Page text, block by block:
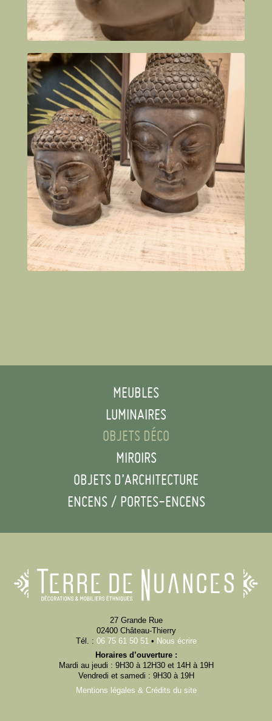
MEUBLES
LUMINAIRES
OBJETS DÉCO
MIROIRS
OBJETS D’ARCHITECTURE
ENCENS / PORTES-ENCENS
27 Grande Rue
02400 Château-Thierry
Tél. : 06 75 61 50 51 • Nous écrire
Horaires d’ouverture :
Mardi au jeudi : 9H30 à 12H30 et 14H à 19H
Vendredi et samedi : 9H30 à 19H
Mentions légales & Crédits du site